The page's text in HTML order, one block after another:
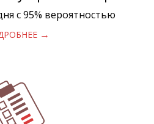
с 95% вероятностью
→